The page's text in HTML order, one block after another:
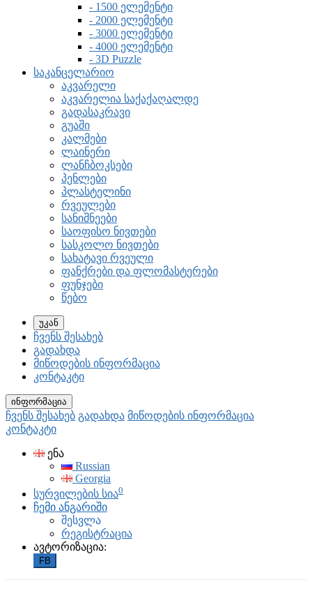
- 1500 ელემენტი
- 2000 ელემენტი
- 3000 ელემენტი
- 4000 ელემენტი
- 3D Puzzle
საკანცელარიო
აკვარელი
აკვარელია საქაქაღალდე
გადასაკრავი
გუაში
კალმები
ლაინერი
ლანჩბოკსები
პენლები
პლასტელინი
რვეულები
სანიშნეები
საოფისო ნივთები
სასკოლო ნივთები
სახატავი რვეული
ფანქრები და ფლომასტერები
ფუნჯები
წებო
უკან
ჩვენს შესახებ
გადახდა
მიწოდების ინფორმაცია
კონტაკტი
ინფორმაცია
ჩვენს შესახებ გადახდა მიწოდების ინფორმაცია
კონტაკტი
ენა
Russian
Georgia
სურვილების სია0
ჩემი ანგარიში
შესვლა
რეგისტრაცია
ავტორიზაცია:
FB